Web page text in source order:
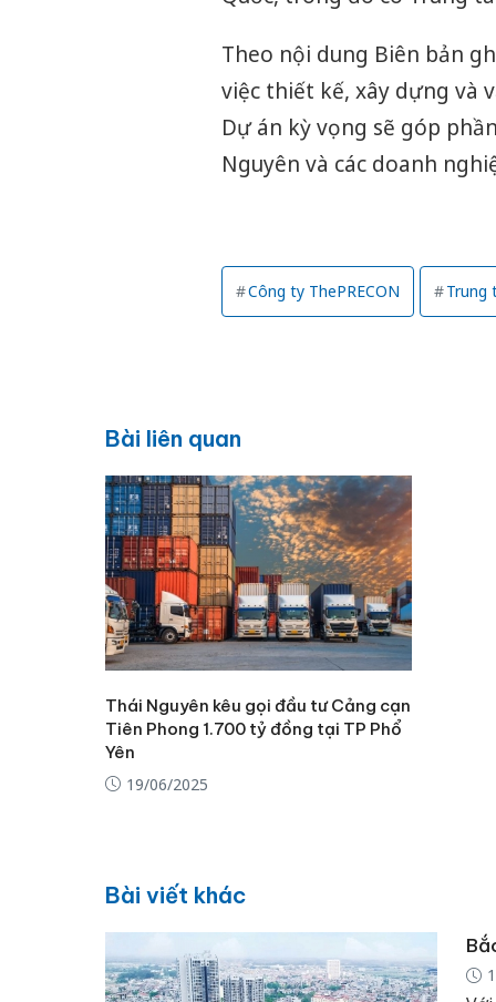
Theo nội dung Biên bản
việc thiết kế, xây dựng và
Dự án kỳ vọng sẽ góp
Nguyên và các doanh
Công ty ThePRECON Trung
Bài liên quan
Thái Nguyên kêu gọi đầu tư Cảng cạn
Tiên Phong 1.700 tỷ đồng tại TP Phổ
Yên
19/06/2025
Bài viết khác